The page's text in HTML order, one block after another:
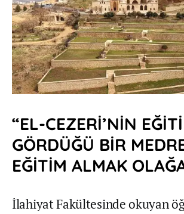
“EL-CEZERİ’NİN
GÖRDÜĞÜ BİR
EĞİTİM ALMAK
İlahiyat Fakültesinde okuyan